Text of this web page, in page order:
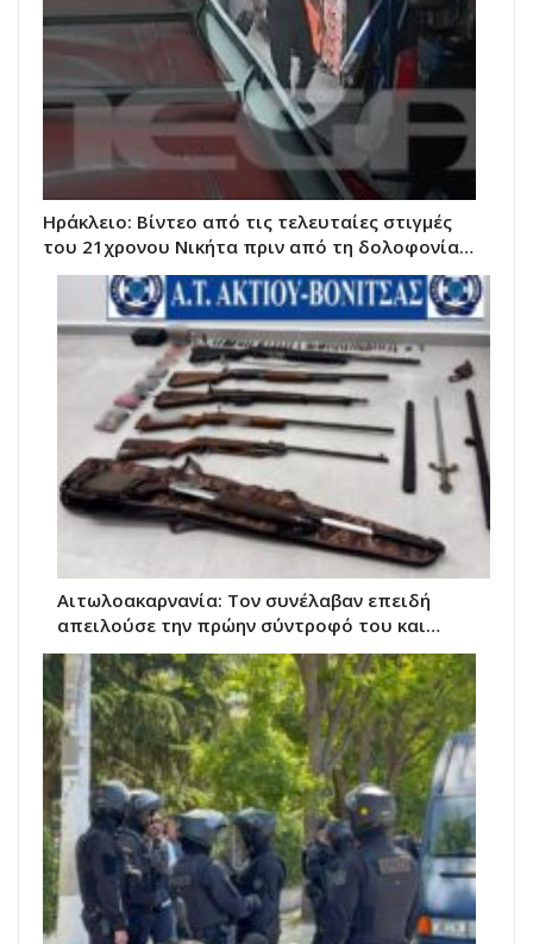
Ηράκλειο: Βίντεο από τις τελευταίες στιγμές
του 21χρονου Νικήτα πριν από τη δολοφονία…
Αιτωλοακαρνανία: Τον συνέλαβαν επειδή
απειλούσε την πρώην σύντροφό του και…